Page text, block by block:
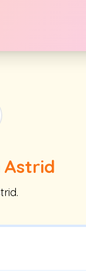
Astrid